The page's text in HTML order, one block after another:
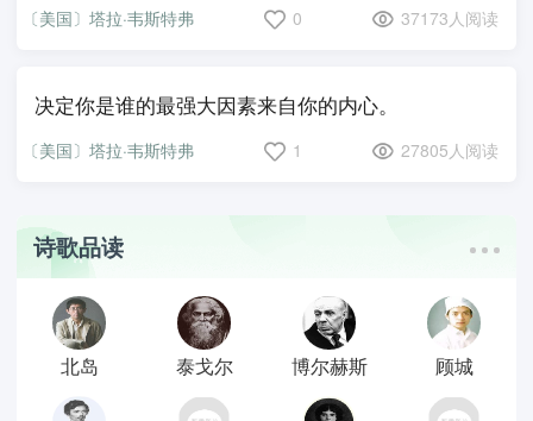
〔美国〕塔拉·韦斯特弗 0 37173人阅读
决定你是谁的最强大因素来自你的内心。
〔美国〕塔拉·韦斯特弗 1 27805人阅读
诗歌品读
北岛 泰戈尔 博尔赫斯 顾城